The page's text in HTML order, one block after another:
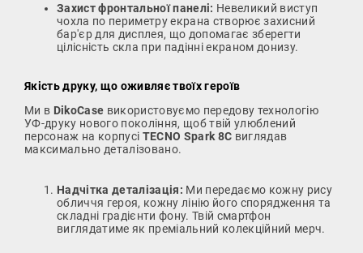
Захист фронтальної панелі: Невеликий виступ
чохла по периметру екрана створює захисний
бар'єр для дисплея, що допомагає зберегти
цілісність скла при падінні екраном донизу.
Якість друку, що оживляє твоїх героїв
Ми в DikoCase використовуємо передову технологію
УФ-друку нового покоління, щоб твій улюблений
персонаж на корпусі TECNO Spark 8C виглядав
максимально деталізовано.
Надчітка деталізація: Ми передаємо кожну рису
обличчя героя, кожну лінію його спорядження та
складні градієнти фону. Твій смартфон
виглядатиме як преміальний колекційний мерч.